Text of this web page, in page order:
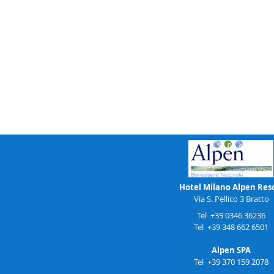
Hotel Milano Alpen
Via S. Pellico 3 Bratto
Tel +39 0346 36236
Tel +39 348 662 6501
Alpen SPA
Tel +39 370 159 2078